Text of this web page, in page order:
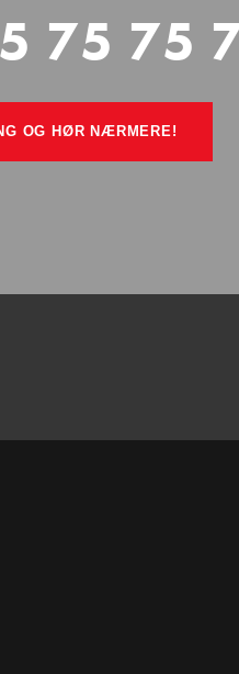
75 75
OG HØR NÆRMERE!